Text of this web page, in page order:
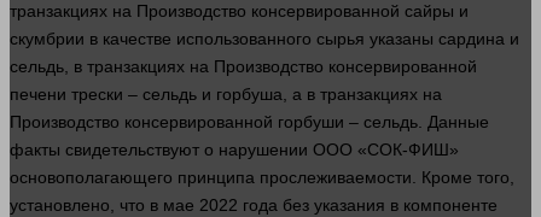
транзакциях на Производство консервированной сайры и
скумбрии в качестве использованного сырья указаны сардина и
сельдь, в транзакциях на Производство консервированной
печени трески – сельдь и горбуша, а в транзакциях на
Производство консервированной горбуши – сельдь. Данные
факты свидетельствуют о нарушении ООО «СОК-ФИШ»
основополагающего принципа прослеживаемости. Кроме того,
установлено, что в мае 2022 года без указания в компоненте